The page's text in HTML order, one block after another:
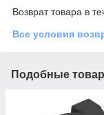
Возврат товара в
Все условия
Подобные